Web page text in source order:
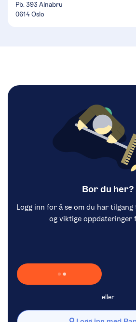
Pb. 393 Alnabru
0614 Oslo
Bor du her?
Logg inn for å se om du har
og viktige oppdateringer
Laster inn Vipps …
eller